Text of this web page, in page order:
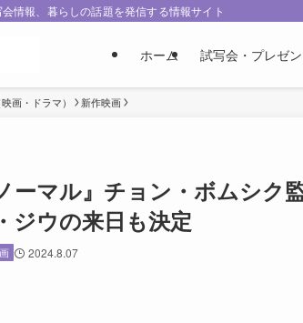
情報、暮らしの話題を発信する情報サイト
ホーム 試写会・プレゼ
画・ドラマ） 新作映画
ーマル』チョン・ボムシ
ウの来日も決定
2024.8.07